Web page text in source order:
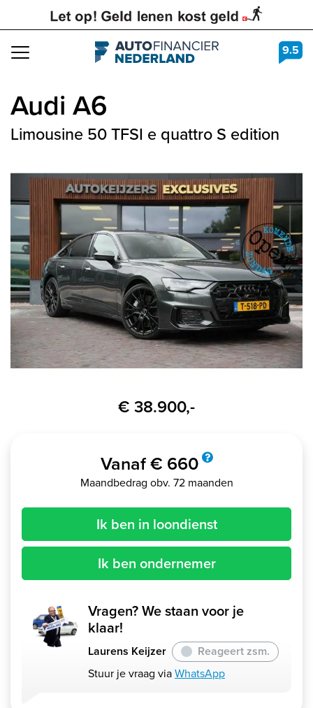
Navigation 9.5
AudiA6
Limousine 50 TFSI e quattro S edition
€ 38.900,-
Vanaf € 660
Maandbedrag obv. 72 maanden
Ik ben in loondienst
Ik ben ondernemer
Vragen? We staan voor je
klaar!
Laurens Keijzer Reageert zsm.
Stuur je vraag viaWhatsApp